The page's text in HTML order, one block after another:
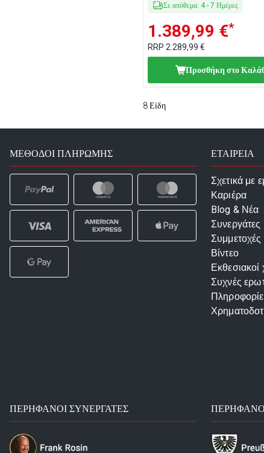
Σε απόθεμα: 4- 7 Ημέρες
1.389,99 €*
RRP 2.289,99 €
Προσθήκη στο
8 Είδη
ΜΈΘΟΔΟΙ ΠΛΗΡΩΜΉΣ ΕΤΑΙΡΕΙΑ
Σχετικά με
Καριέρα
Blog & Νέα
Συνεργάτες
Συμμετοχές
Βίντεο
Εκθεσιακοί
Συχνές
ΠΕΡΉΦΑΝΟΙ ΣΥΝΕΡΓΆΤΕΣ